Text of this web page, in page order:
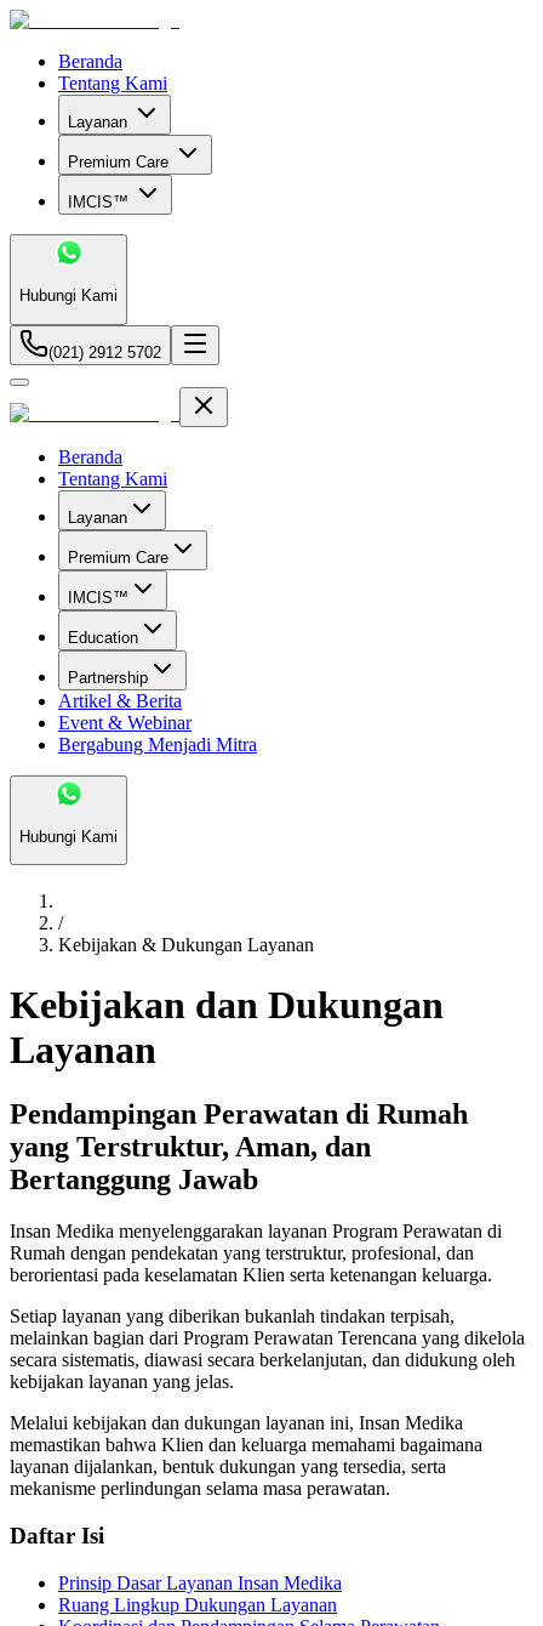
Beranda
Tentang Kami
Layanan
Premium Care
IMCIS™
Hubungi Kami
(021) 2912 5702
Beranda
Tentang Kami
Layanan
Premium Care
IMCIS™
Education
Partnership
Artikel & Berita
Event & Webinar
Bergabung Menjadi Mitra
Hubungi Kami
/
Kebijakan & Dukungan Layanan
Kebijakan dan Dukungan
Layanan
Pendampingan Perawatan di Rumah
yang Terstruktur, Aman, dan
Bertanggung Jawab
Insan Medika menyelenggarakan layanan Program Perawatan di
Rumah dengan pendekatan yang terstruktur, profesional, dan
berorientasi pada keselamatan Klien serta ketenangan keluarga.
Setiap layanan yang diberikan bukanlah tindakan terpisah,
melainkan bagian dari Program Perawatan Terencana yang dikelola
secara sistematis, diawasi secara berkelanjutan, dan didukung oleh
kebijakan layanan yang jelas.
Melalui kebijakan dan dukungan layanan ini, Insan Medika
memastikan bahwa Klien dan keluarga memahami bagaimana
layanan dijalankan, bentuk dukungan yang tersedia, serta
mekanisme perlindungan selama masa perawatan.
Daftar Isi
Prinsip Dasar Layanan Insan Medika
Ruang Lingkup Dukungan Layanan